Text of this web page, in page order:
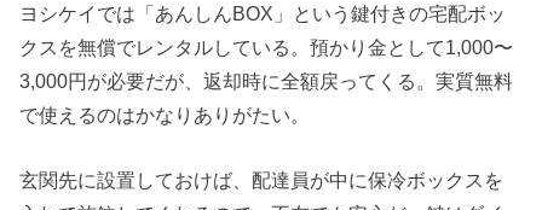
ヨシケイでは「あんしんBOX」という鍵付きの宅配ボッ
クスを無償でレンタルしている。預かり金として1,000〜
3,000円が必要だが、返却時に全額戻ってくる。実質無料
で使えるのはかなりありがたい。
玄関先に設置しておけば、配達員が中に保冷ボックスを